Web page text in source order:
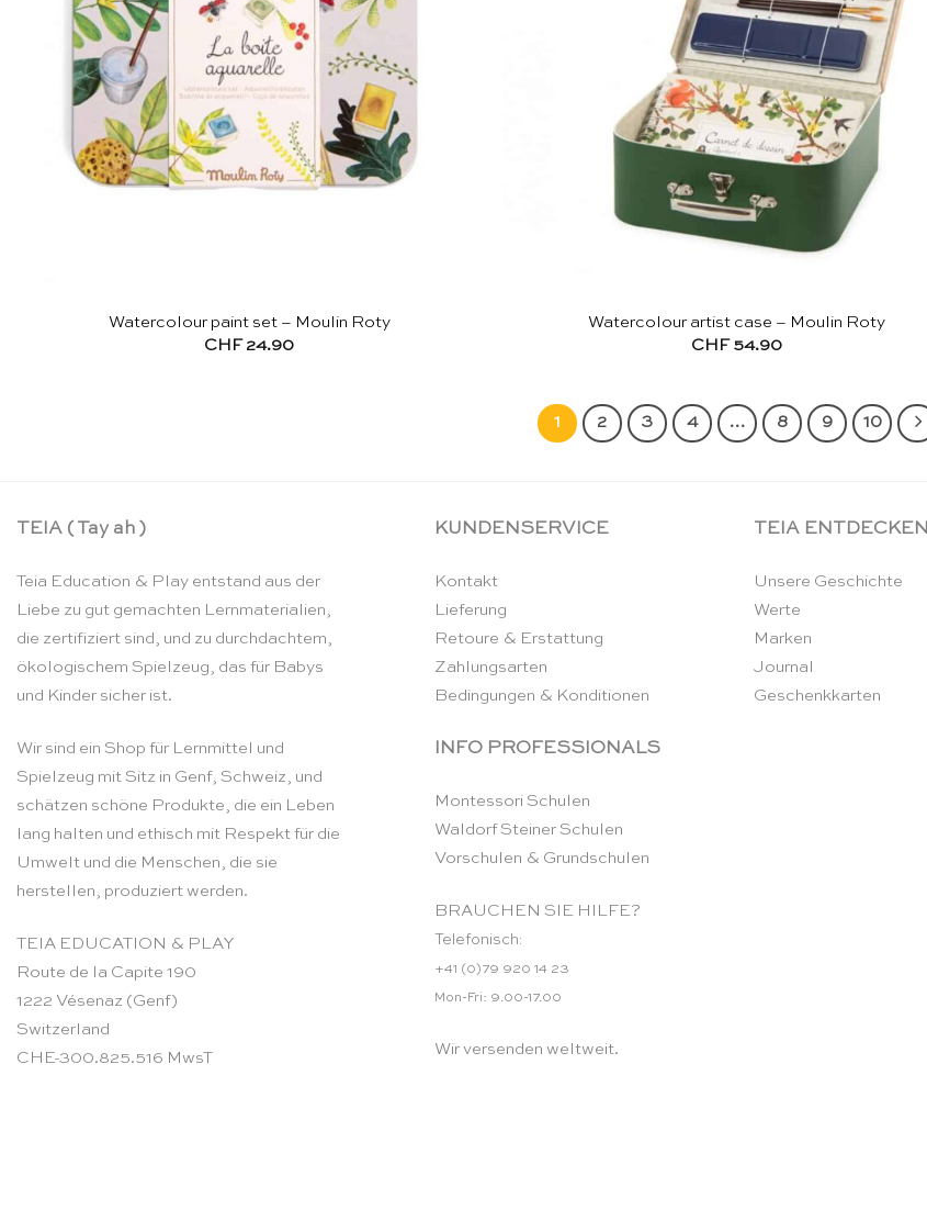
Watercolour paint set – Moulin Roty
CHF24.90
Watercolour artist case – Moulin Roty
CHF54.90
1 2 3 4 … 8 9 10
TEIA ( Tay ah )
Teia Education & Play entstand aus der
Liebe zu gut gemachten Lernmaterialien,
die zertifiziert sind, und zu durchdachtem,
ökologischem Spielzeug, das für Babys
und Kinder sicher ist.
Wir sind ein Shop für Lernmittel und
Spielzeug mit Sitz in Genf, Schweiz, und
schätzen schöne Produkte, die ein Leben
lang halten und ethisch mit Respekt für die
Umwelt und die Menschen, die sie
herstellen, produziert werden.
TEIA EDUCATION & PLAY
Route de la Capite 190
1222 Vésenaz (Genf)
Switzerland
CHE-300.825.516 MwsT
KUNDENSERVICE
Kontakt
Lieferung
Retoure & Erstattung
Zahlungsarten
Bedingungen & Konditionen
INFO PROFESSIONALS
Montessori Schulen
Waldorf Steiner Schulen
Vorschulen & Grundschulen
BRAUCHEN SIE HILFE?
Telefonisch:
+41 (0)79 920 14 23
Mon-Fri: 9.00-17.00
Wir versenden weltweit.
TEIA ENTDECKEN
Unsere Geschichte
Werte
Marken
Journal
Geschenkkarten